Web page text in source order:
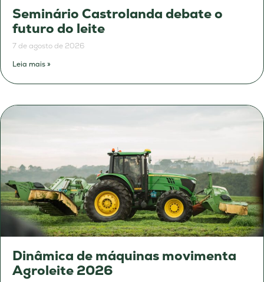
Seminário Castrolanda debate o
futuro do leite
7 de agosto de 2026
Leia mais »
Dinâmica de máquinas movimenta
Agroleite 2026